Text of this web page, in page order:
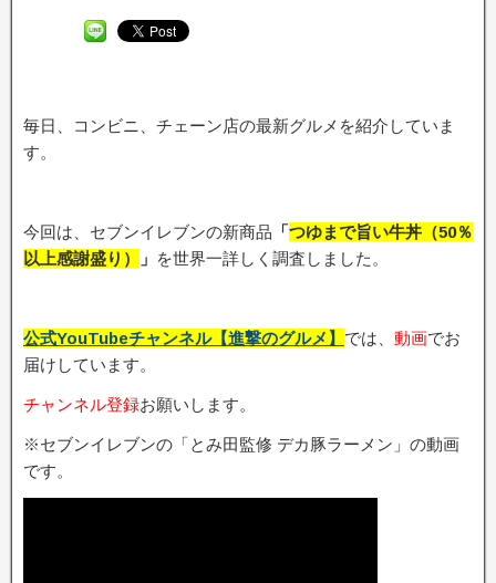
毎日、コンビニ、チェーン店の最新グルメを紹介していま
す。
今回は、セブンイレブンの新商品 「つゆまで旨い牛丼（50％
以上感謝盛り）
」 を世界一詳しく調査しました。
公式YouTubeチャンネル【進撃のグルメ】 では、 動画でお
届けしています。
チャンネル登録お願いします。
※セブンイレブンの「とみ田監修 デカ豚ラーメン」の動画
です。